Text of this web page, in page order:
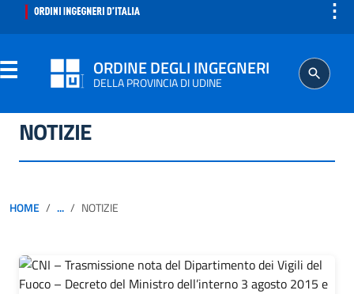
⋮
ORDINE DEGLI INGEGNERI
DELLA PROVINCIA DI UDINE
ORDINE
PROFESSIONE
NOTIZIE
HOME ... NOTIZIE